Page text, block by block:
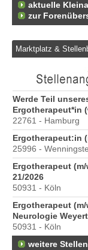
aktuelle
zur
Marktplatz &
Werde Teil
Ergotherapeut*in
22761 - Hamburg
Ergotherapeut:in
25996 -
Ergotherapeut
21/2026
50931 - Köln
Ergotherapeut
Neurologie
50931 - Köln
weitere